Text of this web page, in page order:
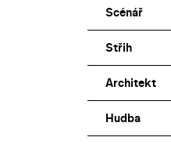
Scénář
Střih
Architekt
Hudba